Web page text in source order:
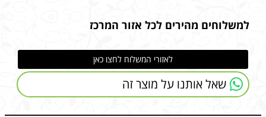
למשלוחים מהירים לכל אזור המרכז
לאזורי המשלוח לחצו כאן
שאל אותנו על מוצר זה